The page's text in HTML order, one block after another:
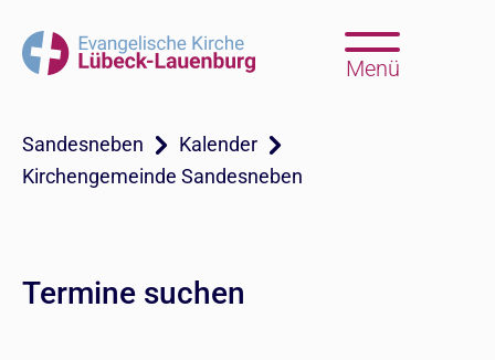
Menü
Sandesneben
Kalender
Kirchengemeinde Sandesneben
Termine suchen